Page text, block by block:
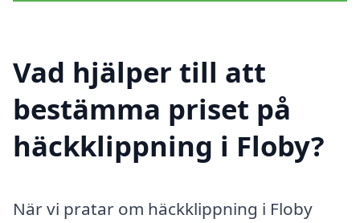
Vad hjälper till att
bestämma priset på
häckklippning i Floby?
När vi pratar om häckklippning i Floby